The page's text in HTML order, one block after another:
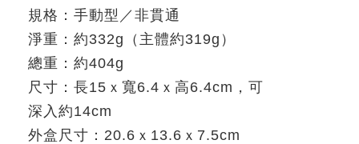
規格：手動型／非貫通
淨重：約332g （主體約319g ）
總重：約404g
尺寸：長15 ｘ寬6.4 ｘ高6.4cm ，可
深入約14cm
外盒尺寸： 20.6 ｘ 13.6 ｘ 7.5cm